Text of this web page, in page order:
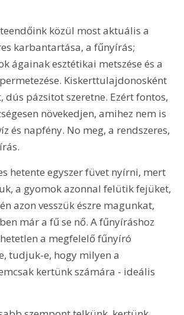
közül most aktuális a
karbantartása, a fűnyírás;
ágainak esztétikai metszése és a
Kiskerttulajdonosként
pázsitot szeretne. Ezért fontos,
növekedjen, amihez nem is
és napfény. No meg, a rendszeres,
hetente egyszer füvet nyírni, mert
a gyomok azonnal felütik fejüket,
azon vesszük észre magunkat,
már a fű se nő. A fűnyíráshoz
a megfelelő fűnyíró
tudjuk-e, hogy milyen a
kertünk számára - ideális